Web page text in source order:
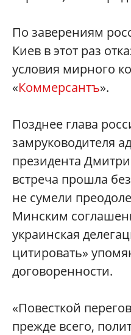
По заверениям
Киев в этот раз
условия мирного
«Коммерсантъ».
Позднее глава
замруководителя
президента
встреча прошла
не сумели
Минским
украинская
цитировать»
договоренности.
«Повесткой
прежде всего,